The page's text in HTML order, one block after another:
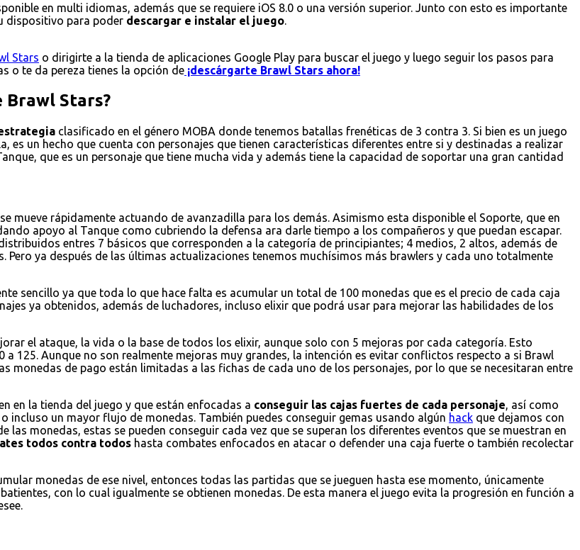
en multi idiomas, además que se requiere iOS 8.0 o una versión superior. Junto con esto es importante
dispositivo para poder descargar e instalar el juego.
Stars o dirigirte a la tienda de aplicaciones Google Play para buscar el juego y luego seguir los pasos para
o te da pereza tienes la opción de ¡descárgarte Brawl Stars ahora!
Brawl Stars?
clasificado en el género MOBA donde tenemos batallas frenéticas de 3 contra 3. Si bien es un juego
es un hecho que cuenta con personajes que tienen características diferentes entre si y destinadas a realizar
que es un personaje que tiene mucha vida y además tiene la capacidad de soportar una gran cantidad
mueve rápidamente actuando de avanzadilla para los demás. Asimismo esta disponible el Soporte, que en
apoyo al Tanque como cubriendo la defensa ara darle tiempo a los compañeros y que puedan escapar.
entres 7 básicos que corresponden a la categoría de principiantes; 4 medios, 2 altos, además de
ya después de las últimas actualizaciones tenemos muchísimos más brawlers y cada uno totalmente
sencillo ya que toda lo que hace falta es acumular un total de 100 monedas que es el precio de cada caja
ya obtenidos, además de luchadores, incluso elixir que podrá usar para mejorar las habilidades de los
el ataque, la vida o la base de todos los elixir, aunque solo con 5 mejoras por cada categoría. Esto
125. Aunque no son realmente mejoras muy grandes, la intención es evitar conflictos respecto a si Brawl
monedas de pago están limitadas a las fichas de cada uno de los personajes, por lo que se necesitaran entre
en la tienda del juego y que están enfocadas a conseguir las cajas fuertes de cada personaje , así como
un mayor flujo de monedas. También puedes conseguir gemas usando algún hack que dejamos con
monedas, estas se pueden conseguir cada vez que se superan los diferentes eventos que se muestran en
todos contra todos hasta combates enfocados en atacar o defender una caja fuerte o también recolectar
monedas de ese nivel, entonces todas las partidas que se jueguen hasta ese momento, únicamente
con lo cual igualmente se obtienen monedas. De esta manera el juego evita la progresión en función a